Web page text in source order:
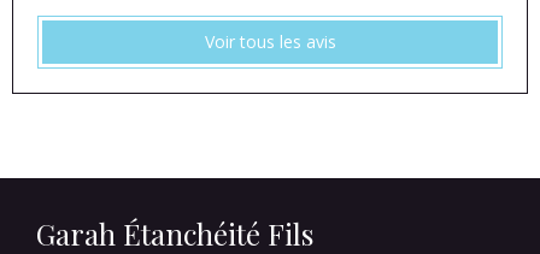
Voir tous les avis
Garah Étanchéité Fils